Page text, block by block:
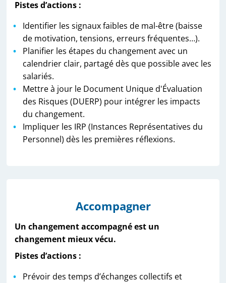
conditions de travail. Lors d’un changement
réalisée et indiquée dans le DUERP (outil de
prévention primaire). La mise à jour est
annuelle et doit être également effectuée.
L’article L2312-8 : consulter les représentants
du personnel sur les projets importants et en
informer les salariés.
place des actions de prévention ciblées et efficaces.
Selon les besoins, l’équipe peut aussi faire appel à
des compétences complémentaires : ergonomes,
psychologues du travail, assistants de service social
ou encore spécialistes de la prévention de la
désinsertion professionnelle.
Pistes d’actions :
Identifier les signaux faibles de mal-être (baisse
de motivation, tensions, erreurs fréquentes…).
Planifier les étapes du changement avec un
calendrier clair, partagé dès que possible avec les
salariés.
Mettre à jour le Document Unique d'Évaluation
des Risques (DUERP) pour intégrer les impacts
du changement.
Impliquer les IRP (Instances Représentatives du
Personnel) dès les premières réflexions.
Accompagner
Un changement accompagné est un
changement mieux vécu.
Pistes d’actions :
Prévoir des temps d’échanges collectifs et